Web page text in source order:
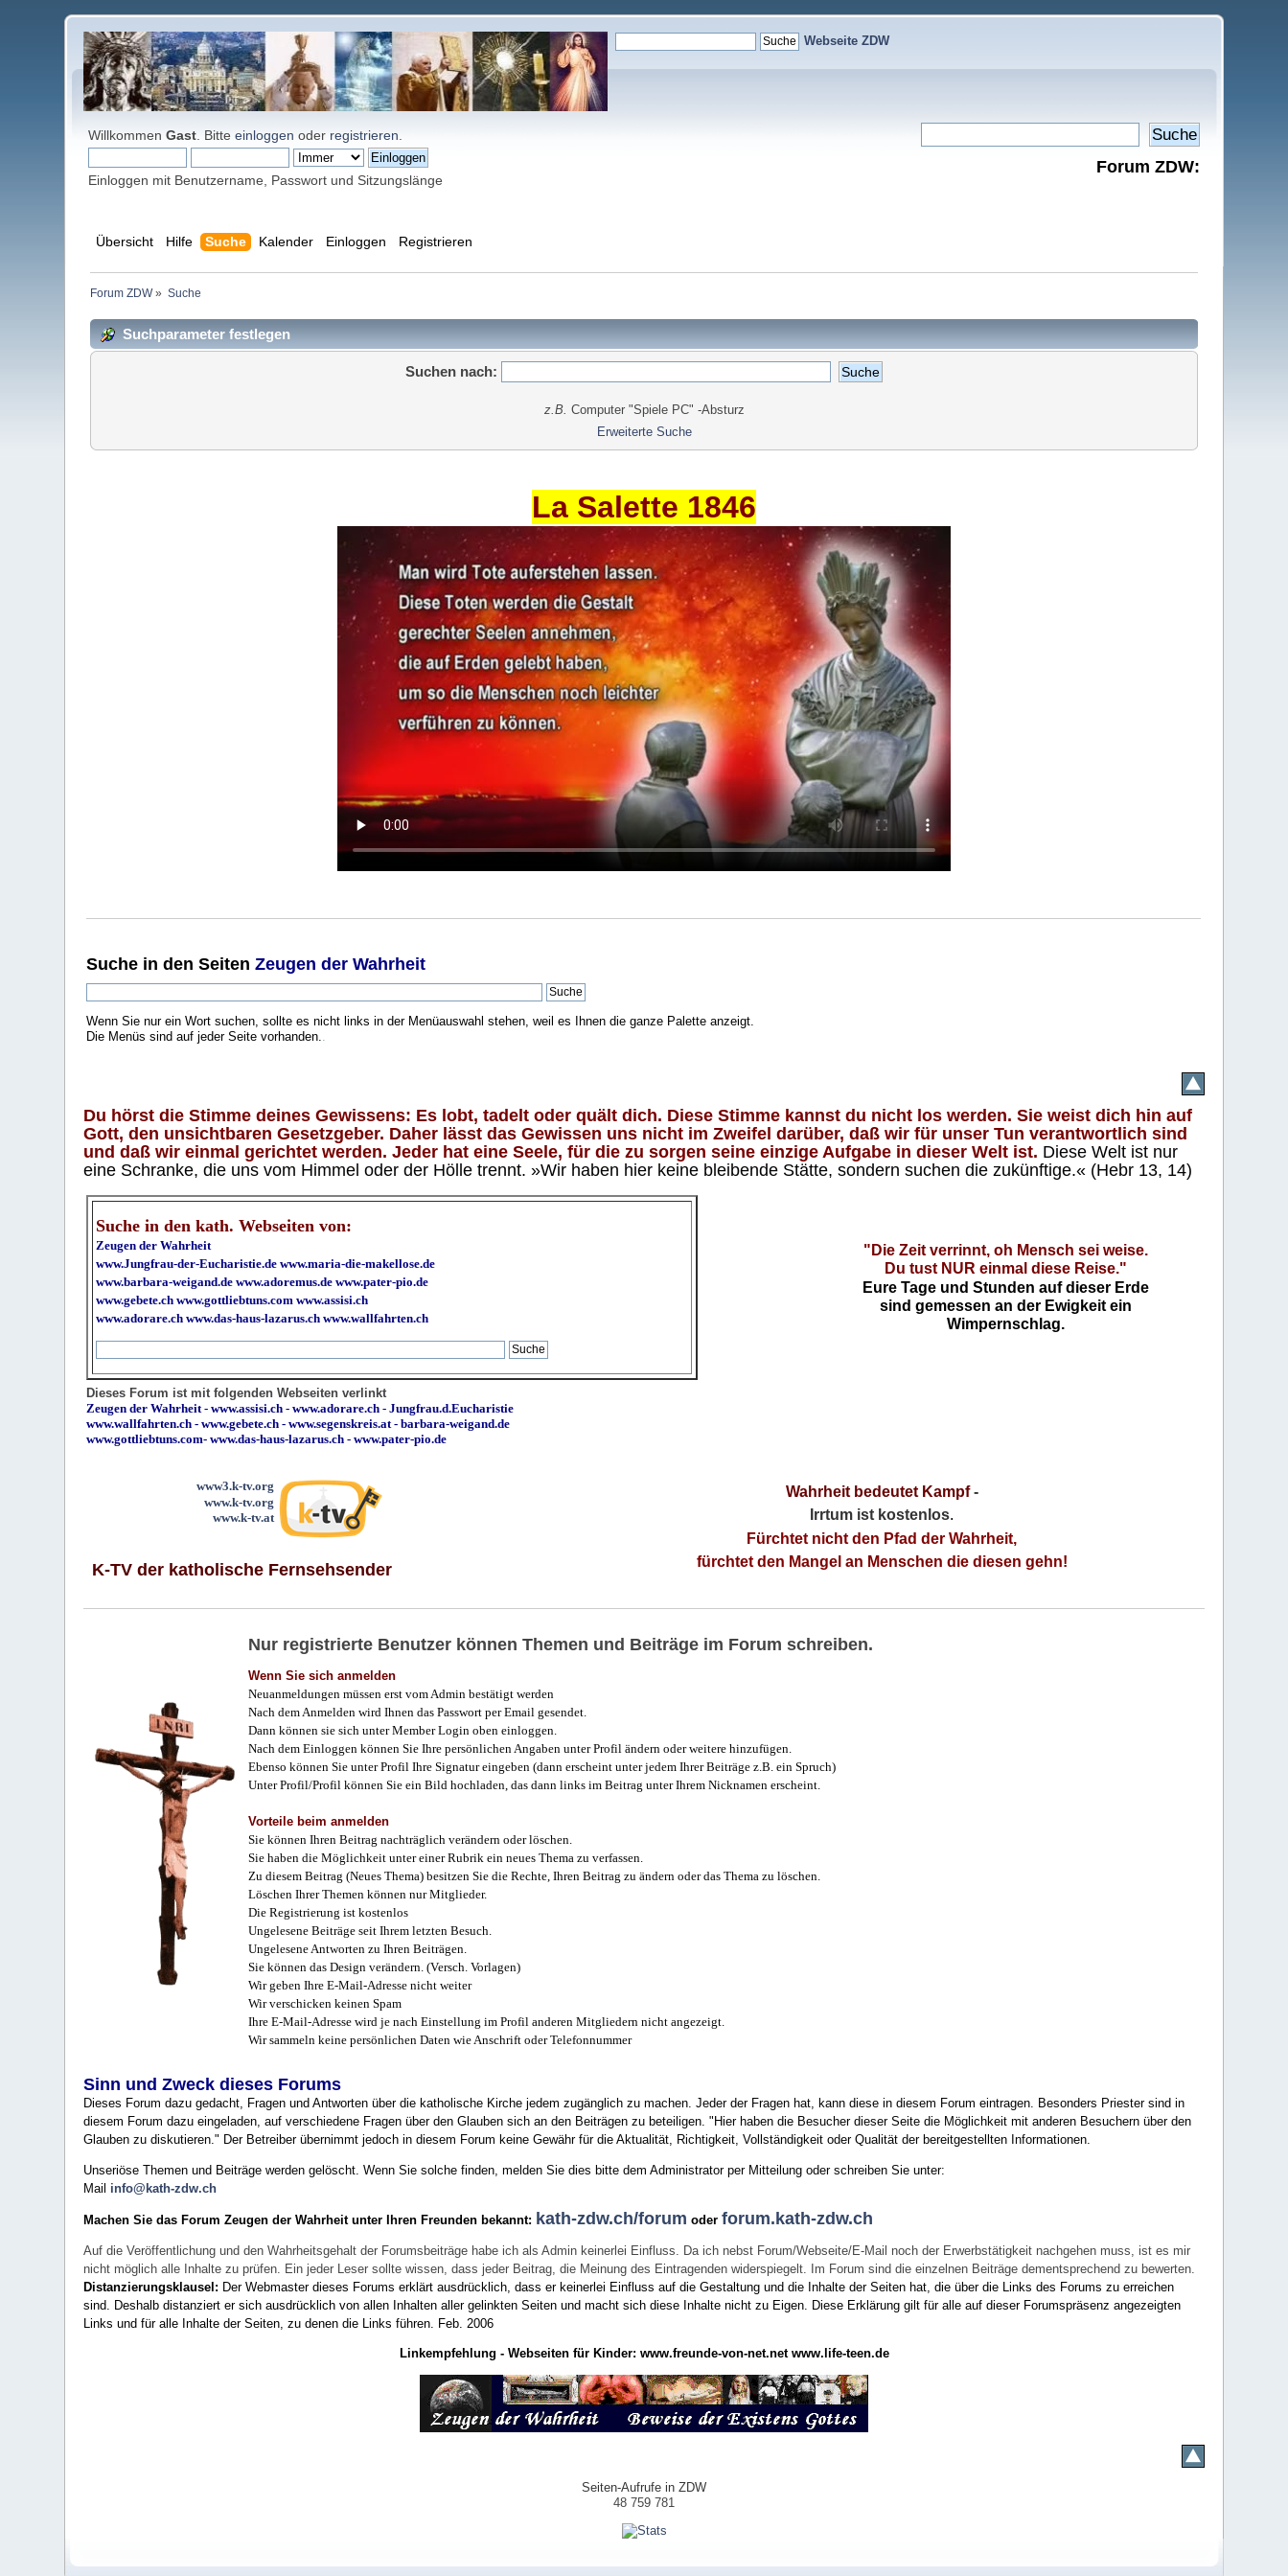
Webseite ZDW
WillkommenGast . Bitteeinloggen oder registrieren
Einloggen mit Benutzername, Passwort und Sitzungslänge
Forum ZDW:
Übersicht Hilfe Suche Kalender Einloggen Registrieren
Forum ZDW» Suche
Suchparameter festlegen
Suchen nach:
z.B. Computer "Spiele PC" -Absturz
Erweiterte Suche
La Salette 1846
Suche in den SeitenZeugen der Wahrheit
Wenn Sie nur ein Wort suchen, sollte es nicht links in der Menüauswahl stehen, weil es Ihnen die ganze Palette anzeigt.
Die Menüs sind auf jeder Seite vorhanden..
Du hörst die Stimme deines Gewissens: Es lobt, tadelt oder quält dich. Diese Stimme kannst du nicht los werden. Sie weist dich hin auf
Gott, den unsichtbaren Gesetzgeber. Daher lässt das Gewissen uns nicht im Zweifel darüber, daß wir für unser Tun verantwortlich sind
und daß wir einmal gerichtet werden. Jeder hat eine Seele, für die zu sorgen seine einzige Aufgabe in dieser Welt ist. Diese Welt ist nur
eine Schranke, die uns vom Himmel oder der Hölle trennt. »Wir haben hier keine bleibende Stätte, sondern suchen die zukünftige.« (Hebr 13, 14)
Suche in den kath. Webseiten von:
Zeugen der Wahrheit
www.Jungfrau-der-Eucharistie.de www.maria-die-makellose.de
www.barbara-weigand.de www.adoremus.de www.pater-pio.de
www.gebete.ch www.gottliebtuns.com www.assisi.ch
www.adorare.ch www.das-haus-lazarus.ch www.wallfahrten.ch
"Die Zeit verrinnt, oh Mensch sei weise.
Du tust NUR einmal diese Reise."
Eure Tage und Stunden auf dieser Erde
sind gemessen an der Ewigkeit ein
Wimpernschlag.
Dieses Forum ist mit folgenden Webseiten verlinkt
Zeugen der Wahrheit-www.assisi.ch -www.adorare.ch -Jungfrau.d.Eucharistie
www.wallfahrten.ch -www.gebete.ch -www.segenskreis.at-barbara-weigand.de
www.gottliebtuns.com-www.das-haus-lazarus.ch - www.pater-pio.de
www3.k-tv.org
www.k-tv.org
www.k-tv.at
K-TV der katholische Fernsehsender
Wahrheit bedeutet Kampf-
Irrtum ist kostenlos.
Fürchtet nicht den Pfad der Wahrheit,
fürchtet den Mangel an Menschen die diesen gehn!
Nur registrierte Benutzer können Themen und Beiträge im Forum schreiben.
Wenn Sie sich anmelden
Neuanmeldungen müssen erst vom Admin bestätigt werden
Nach dem Anmelden wird Ihnen das Passwort per Email gesendet.
Dann können sie sich unter Member Login oben einloggen.
Nach dem Einloggen können Sie Ihre persönlichen Angaben unter Profil ändern oder weitere hinzufügen.
Ebenso können Sie unter Profil Ihre Signatur eingeben (dann erscheint unter jedem Ihrer Beiträge z.B. ein Spruch)
Unter Profil/Profil können Sie ein Bild hochladen, das dann links im Beitrag unter Ihrem Nicknamen erscheint.
Vorteile beim anmelden
Sie können Ihren Beitrag nachträglich verändern oder löschen.
Sie haben die Möglichkeit unter einer Rubrik ein neues Thema zu verfassen.
Zu diesem Beitrag (Neues Thema) besitzen Sie die Rechte, Ihren Beitrag zu ändern oder das Thema zu löschen.
Löschen Ihrer Themen können nur Mitglieder.
Die Registrierung ist kostenlos
Ungelesene Beiträge seit Ihrem letzten Besuch.
Ungelesene Antworten zu Ihren Beiträgen.
Sie können das Design verändern. (Versch. Vorlagen)
Wir geben Ihre E-Mail-Adresse nicht weiter
Wir verschicken keinen Spam
Ihre E-Mail-Adresse wird je nach Einstellung im Profil anderen Mitgliedern nicht angezeigt.
Wir sammeln keine persönlichen Daten wie Anschrift oder Telefonnummer
Sinn und Zweck dieses Forums
Dieses Forum dazu gedacht, Fragen und Antworten über die katholische Kirche jedem zugänglich zu machen. Jeder der Fragen hat, kann diese in diesem Forum eintragen. Besonders Priester sind in
diesem Forum dazu eingeladen, auf verschiedene Fragen über den Glauben sich an den Beiträgen zu beteiligen. "Hier haben die Besucher dieser Seite die Möglichkeit mit anderen Besuchern über den
Glauben zu diskutieren." Der Betreiber übernimmt jedoch in diesem Forum keine Gewähr für die Aktualität, Richtigkeit, Vollständigkeit oder Qualität der bereitgestellten Informationen.
Unseriöse Themen und Beiträge werden gelöscht. Wenn Sie solche finden, melden Sie dies bitte dem Administrator per Mitteilung oder schreiben Sie unter:
Mail info@kath-zdw.ch
Machen Sie das Forum Zeugen der Wahrheit unter Ihren Freunden bekannt: kath-zdw.ch/forum oderforum.kath-zdw.ch
Auf die Veröffentlichung und den Wahrheitsgehalt der Forumsbeiträge habe ich als Admin keinerlei Einfluss. Da ich nebst Forum/Webseite/E-Mail noch der Erwerbstätigkeit nachgehen muss, ist es mir
nicht möglich alle Inhalte zu prüfen. Ein jeder Leser sollte wissen, dass jeder Beitrag, die Meinung des Eintragenden widerspiegelt. Im Forum sind die einzelnen Beiträge dementsprechend zu bewerten.
Distanzierungsklausel: Der Webmaster dieses Forums erklärt ausdrücklich, dass er keinerlei Einfluss auf die Gestaltung und die Inhalte der Seiten hat, die über die Links des Forums zu erreichen
sind. Deshalb distanziert er sich ausdrücklich von allen Inhalten aller gelinkten Seiten und macht sich diese Inhalte nicht zu Eigen. Diese Erklärung gilt für alle auf dieser Forumspräsenz angezeigten
Links und für alle Inhalte der Seiten, zu denen die Links führen. Feb. 2006
Linkempfehlung - Webseiten für Kinder: www.freunde-von-net.net www.life-teen.de
Seiten-Aufrufe in ZDW
48 759 781